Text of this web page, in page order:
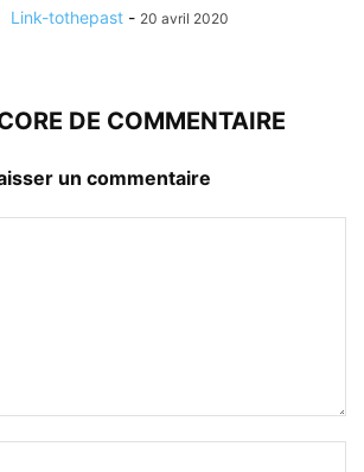
Link-tothepast - 20 avril 2020
DE COMMENTAIRE
un commentaire